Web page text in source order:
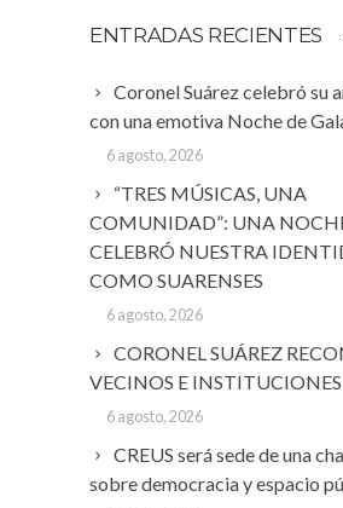
ENTRADAS RECIENTES
Coronel Suárez celebró su
con una emotiva Noche de
6 agosto, 2026
“TRES MÚSICAS, UNA
COMUNIDAD”: UNA
CELEBRÓ NUESTRA
COMO SUARENSES
6 agosto, 2026
CORONEL SUÁREZ
VECINOS E INSTITUCIONES
6 agosto, 2026
CREUS será sede de una
sobre democracia y espacio